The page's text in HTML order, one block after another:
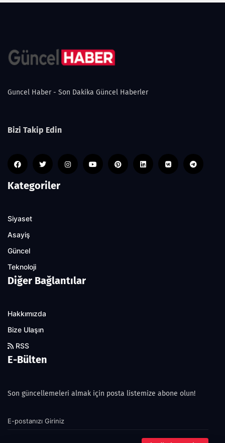
Guncel Haber - Son Dakika Güncel Haberler
Bizi Takip Edin
Kategoriler
Siyaset
Asayiş
Güncel
Teknoloji
Diğer Bağlantılar
Hakkımızda
Bize Ulaşın
RSS
E-Bülten
Son güncellemeleri almak için posta listemize abone olun!